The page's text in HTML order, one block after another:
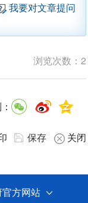
我要对文章提问
浏览次数： 2
保存 关闭
方网站